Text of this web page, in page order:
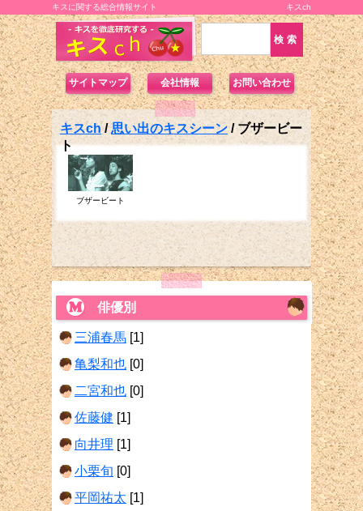
キスch
キスに関する総合情報サイト
サイトマップ 会社情報 お問い合わせ
キスch/思い出のキスシーン/ブザービー
ト
ブザービート
俳優別
三浦春馬 [1]
亀梨和也 [0]
二宮和也 [0]
佐藤健 [1]
向井理 [1]
小栗旬 [0]
平岡祐太 [1]